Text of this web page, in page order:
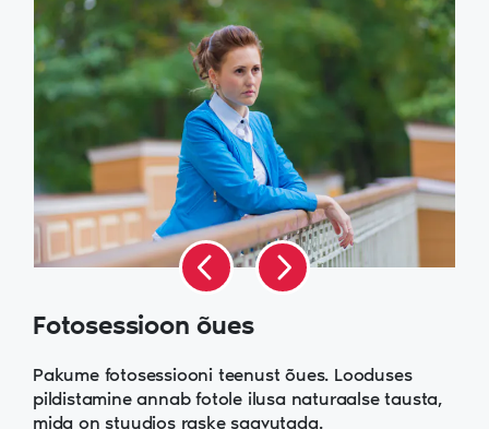
Fotosessioon õues
Pakume fotosessiooni teenust õues. Looduses
pildistamine annab fotole ilusa naturaalse tausta,
mida on stuudios raske saavutada.